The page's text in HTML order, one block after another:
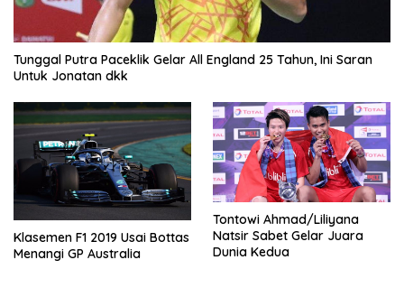
Tunggal Putra Paceklik Gelar All England 25 Tahun, Ini Saran
Untuk Jonatan dkk
Klasemen F1 2019 Usai Bottas
Menangi GP Australia
Tontowi Ahmad/Liliyana
Natsir Sabet Gelar Juara
Dunia Kedua